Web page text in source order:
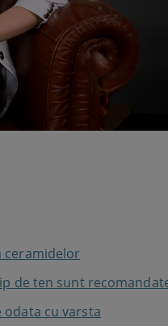
de ten sunt
odata cu varsta